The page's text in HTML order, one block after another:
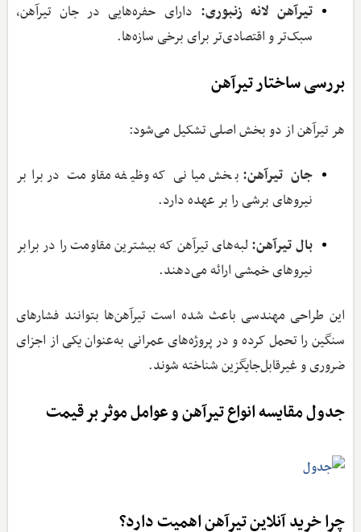
تیرآهن لانه ‌زنبوری: دارای حفره‌هایی در جان تیرآهن،
سبک‌تر و اقتصادی‌تر برای برخی سازه‌ها.
بررسی ساختار تیرآهن
هر تیرآهن از دو بخش اصلی تشکیل می‌شود:
جان تیرآهن: بخش میانی که وظیفه مقاومت در برابر
نیروهای برشی را بر عهده دارد.
بال تیرآهن:لبه‌های تیرآهن که بیشترین مقاومت را در برابر
نیروهای خمشی ارائه می‌دهند.
این طراحی مهندسی باعث شده است تیرآهن‌ها بتوانند فشارهای
سنگین را تحمل کرده و در پروژه‌های عمرانی به‌عنوان یکی از اجزای
ضروری و غیرقابل‌جایگزین شناخته شوند.
جدول مقایسه انواع تیرآهن و عوامل موثر بر قیمت
چرا خرید آنلاین تیرآهن اهمیت دارد؟